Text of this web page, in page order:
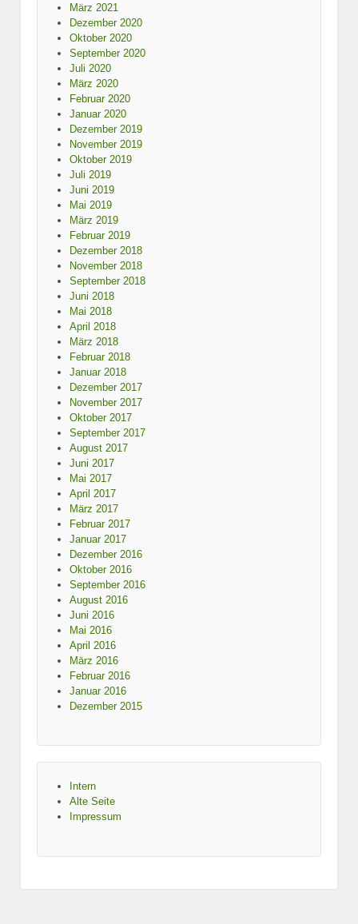
März 2021
Dezember 2020
Oktober 2020
September 2020
Juli 2020
März 2020
Februar 2020
Januar 2020
Dezember 2019
November 2019
Oktober 2019
Juli 2019
Juni 2019
Mai 2019
März 2019
Februar 2019
Dezember 2018
November 2018
September 2018
Juni 2018
Mai 2018
April 2018
März 2018
Februar 2018
Januar 2018
Dezember 2017
November 2017
Oktober 2017
September 2017
August 2017
Juni 2017
Mai 2017
April 2017
März 2017
Februar 2017
Januar 2017
Dezember 2016
Oktober 2016
September 2016
August 2016
Juni 2016
Mai 2016
April 2016
März 2016
Februar 2016
Januar 2016
Dezember 2015
Intern
Alte Seite
Impressum